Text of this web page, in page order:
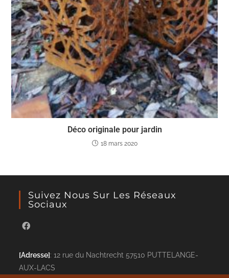
Déco originale pour jardin
18 mars 2020
Suivez Nous Sur Les Réseaux
Sociaux
[Adresse]: 12 rue du Nachtrecht 57510 PUTTELANGE-
AUX-LACS